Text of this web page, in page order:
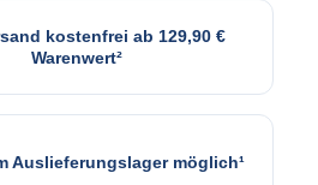
kostenfrei ab 129,90 €
Warenwert²
Auslieferungslager möglich¹